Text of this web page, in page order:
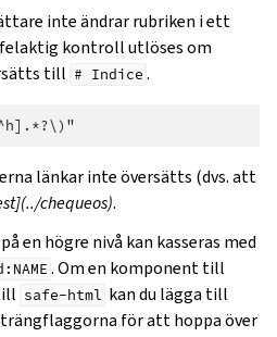
inte ändrar rubriken i ett
kontroll utlöses om
till # Indice .
länkar inte översätts (dvs. att
chequeos).
en högre nivå kan kasseras med
. Om en komponent till
safe-html kan du lägga till
för att hoppa över